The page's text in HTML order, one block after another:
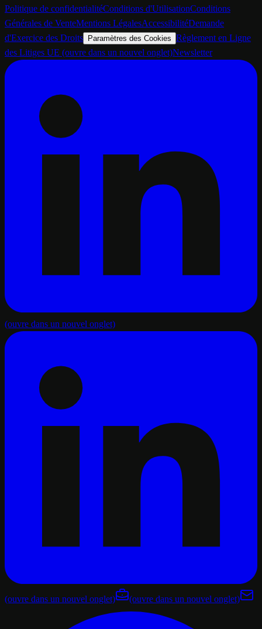
Politique de confidentialitéConditions d'UtilisationConditions
Générales de VenteMentions LégalesAccessibilitéDemande
d'Exercice des Droits
Paramètres des Cookies Règlement en Ligne
des Litiges UE (ouvre dans un nouvel onglet)Newsletter
(ouvre dans un nouvel onglet)
(ouvre dans un nouvel onglet) (ouvre dans un nouvel onglet)